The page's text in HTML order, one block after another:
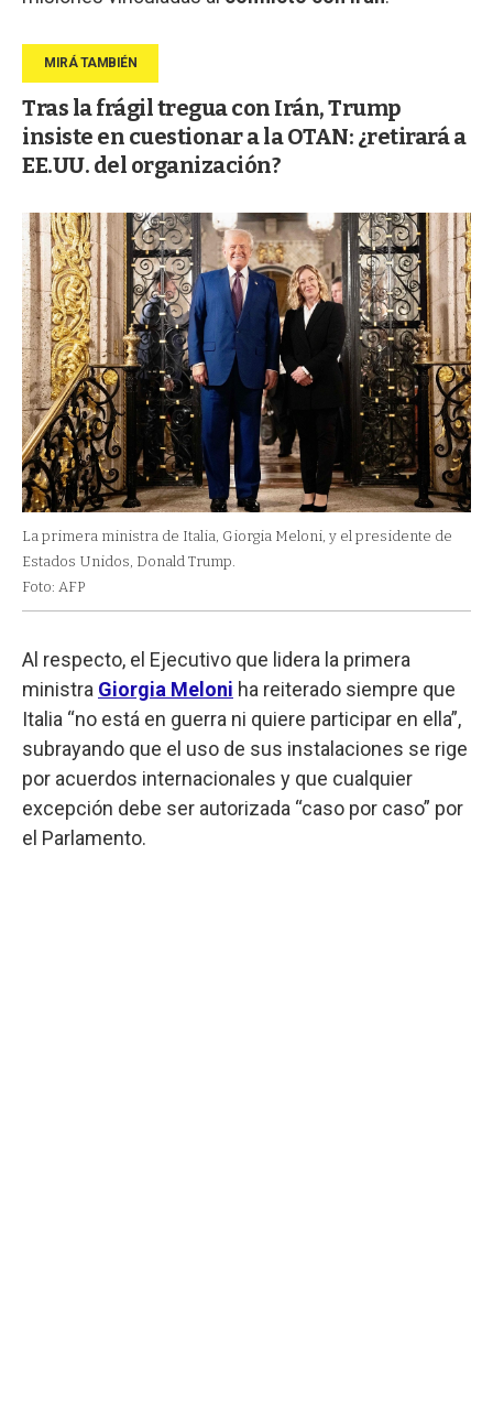
Tras la frágil tregua con Irán, Trump
insiste en cuestionar a la OTAN: ¿retirará a
EE.UU. del organización?
La primera ministra de Italia, Giorgia Meloni, y el presidente de
Estados Unidos, Donald Trump.
Foto: AFP
Al respecto, el Ejecutivo que lidera la primera
ministra Giorgia Meloni ha reiterado siempre que
Italia “no está en guerra ni quiere participar en ella”,
subrayando que el uso de sus instalaciones se rige
por acuerdos internacionales y que cualquier
excepción debe ser autorizada “caso por caso” por
el Parlamento.